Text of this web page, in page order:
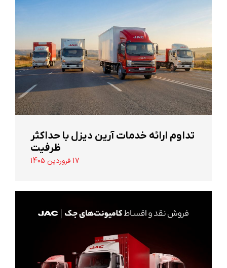
تداوم ارائه خدمات آرین دیزل با حداکثر
ظرفیت
17 فروردین 1405